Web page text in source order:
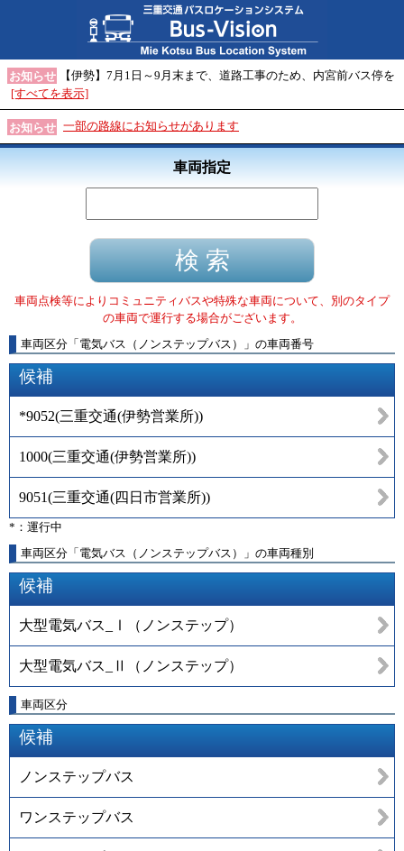
お知らせ
【伊勢】7月1日～9月末まで、道路工事のため、内宮前バス停を
[すべてを表示]
お知らせ 一部の路線にお知らせがあります
車両指定
車両点検等によりコミュニティバスや特殊な車両について、別のタイプ
の車両で運行する場合がございます。
車両区分 「 電気バス（ノンステップバス） 」 の車両番号
候補
*9052(三重交通(伊勢営業所))
1000(三重交通(伊勢営業所))
9051(三重交通(四日市営業所))
*：運行中
車両区分「電気バス（ノンステップバス）」の車両種別
候補
大型電気バス_Ⅰ（ノンステップ）
大型電気バス_Ⅱ（ノンステップ）
車両区分
候補
ノンステップバス
ワンステップバス